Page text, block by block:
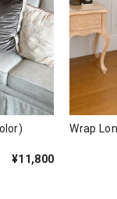
¥11,800
Wrap